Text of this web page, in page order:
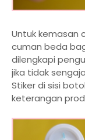
Untuk kemasan
cuman beda
dilengkapi
jika tidak
Stiker di sisi
keterangan